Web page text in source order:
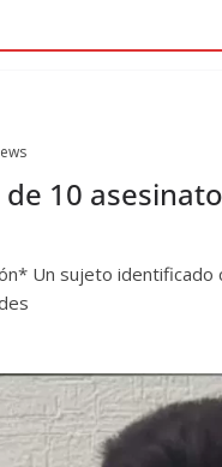
10
Un sujeto identificado